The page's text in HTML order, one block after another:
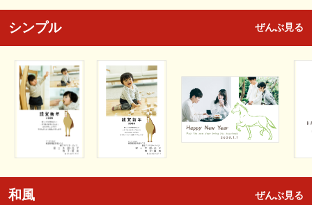
シンプル ぜんぶ見る
和風 ぜんぶ見る